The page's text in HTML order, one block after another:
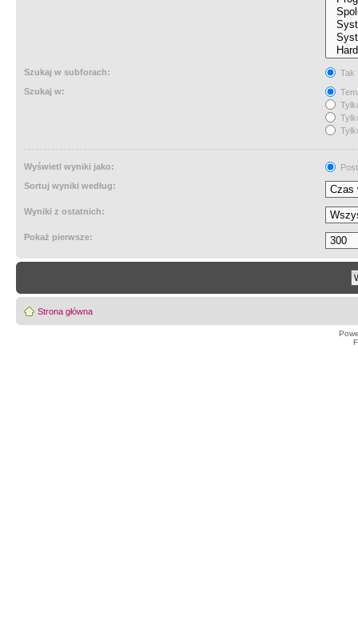
Szukaj w subforach:
Tak
Szukaj w:
Wyświetl wyniki jako:
Sortuj wyniki według:
Wyniki z ostatnich:
Pokaż pierwsze:
Strona główna